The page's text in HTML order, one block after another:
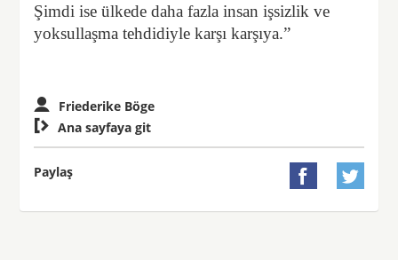
Şimdi ise ülkede daha fazla insan işsizlik ve
yoksullaşma tehdidiyle karşı karşıya.”
Friederike Böge
 Ana sayfaya git
Paylaş  